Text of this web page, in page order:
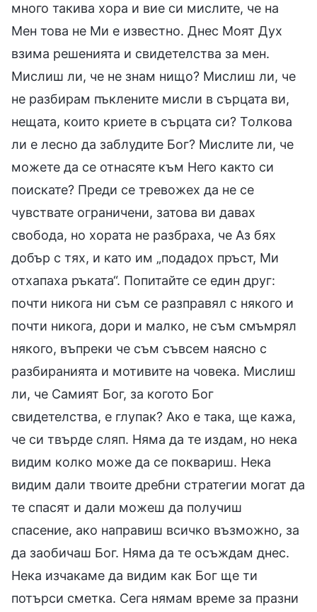
много такива хора и вие си мислите, че на
Мен това не Ми е известно. Днес Моят Дух
взима решенията и свидетелства за мен.
Мислиш ли, че не знам нищо? Мислиш ли, че
не разбирам пъклените мисли в сърцата ви,
нещата, които криете в сърцата си? Толкова
ли е лесно да заблудите Бог? Мислите ли, че
можете да се отнасяте към Него както си
поискате? Преди се тревожех да не се
чувствате ограничени, затова ви давах
свобода, но хората не разбраха, че Аз бях
добър с тях, и като им „подадох пръст, Ми
отхапаха ръката“. Попитайте се един друг:
почти никога ни съм се разправял с някого и
почти никога, дори и малко, не съм смъмрял
някого, въпреки че съм съвсем наясно с
разбиранията и мотивите на човека. Мислиш
ли, че Самият Бог, за когото Бог
свидетелства, е глупак? Ако е така, ще кажа,
че си твърде сляп. Няма да те издам, но нека
видим колко може да се поквариш. Нека
видим дали твоите дребни стратегии могат да
те спасят и дали можеш да получиш
спасение, ако направиш всичко възможно, за
да заобичаш Бог. Няма да те осъждам днес.
Нека изчакаме да видим как Бог ще ти
потърси сметка. Сега нямам време за празни